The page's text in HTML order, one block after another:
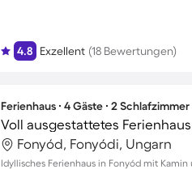
4.8 Exzellent (18 Bewertungen)
Ferienhaus ∙ 4 Gäste ∙ 2 Schlafzimmer
Fonyód, Fonyódi, Ungarn
Idyllisches Ferienhaus in Fonyód mit